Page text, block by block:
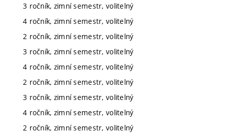
3 ročník, zimní semestr, volitelný
4 ročník, zimní semestr, volitelný
2 ročník, zimní semestr, volitelný
3 ročník, zimní semestr, volitelný
4 ročník, zimní semestr, volitelný
2 ročník, zimní semestr, volitelný
3 ročník, zimní semestr, volitelný
4 ročník, zimní semestr, volitelný
2 ročník, zimní semestr, volitelný